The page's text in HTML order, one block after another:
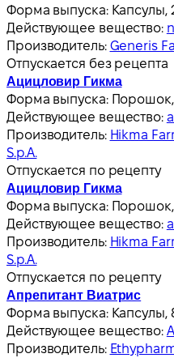
Форма выпуска: Капсулы,
Действующее вещество:
Производитель: Generis
Отпускается без рецепта
Ацицловир Гикма
Форма выпуска:
Действующее вещество:
Производитель: Hikma
S.p.A.
Отпускается по рецепту
Ацицловир Гикма
Форма выпуска:
Действующее вещество:
Производитель: Hikma
S.p.A.
Отпускается по рецепту
Апрепитант Виатрис
Форма выпуска: Капсулы,
Действующее вещество:
Производитель: